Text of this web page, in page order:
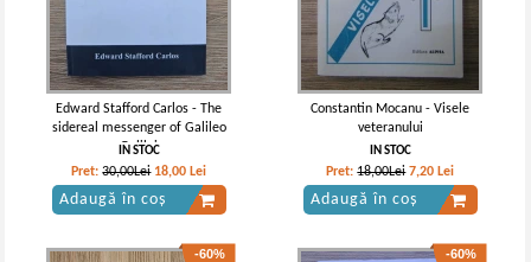
Edward Stafford Carlos - The
sidereal messenger of Galileo
Galilei
IN STOC
Pret:30,00Lei 18,00 Lei
Adaugă în coș
Constantin Mocanu - Visele
veteranului
IN STOC
Pret:18,00Lei 7,20 Lei
Adaugă în coș
-60% -60%